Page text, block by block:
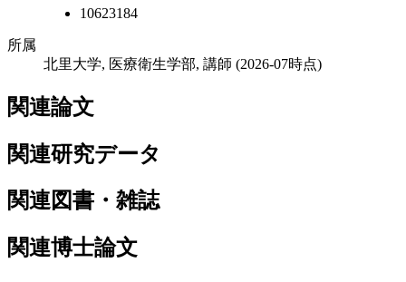
10623184
所属
北里大学, 医療衛生学部, 講師 (2026-07時点)
関連論文
関連研究データ
関連図書・雑誌
関連博士論文